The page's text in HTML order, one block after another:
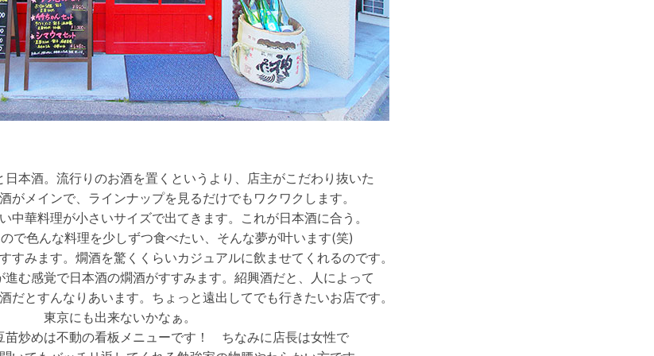
日本酒。流行りのお酒を置くというより、店主がこだわり抜いた
がメインで、ラインナップを見るだけでもワクワクします。
中華料理が小さいサイズで出てきます。これが日本酒に合う。
で色んな料理を少しずつ食べたい、そんな夢が叶います(笑)
すみます。燗酒を驚くくらいカジュアルに飲ませてくれるのです。
む感覚で日本酒の燗酒がすすみます。紹興酒だと、人によって
だとすんなりあいます。ちょっと遠出してでも行きたいお店です。
東京にも出来ないかなぁ。
苗炒めは不動の看板メニューです！ ちなみに店長は女性で